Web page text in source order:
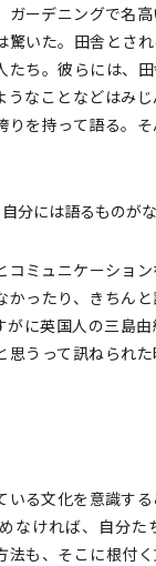
ガーデニングで名
驚いた。田舎とさ
たち。彼らには、
うなことなどはみ
りを持って語る。
分には語るものがな
コミュニケーショ
かったり、きちん
がに英国人の三島
思うって訊ねられ
いる文化を意識す
なければ、自分た
法も、そこに根付